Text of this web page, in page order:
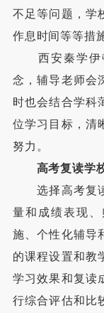
不足等问题，学
作息时间等等措
西安秦学伊
念，辅导老师会
时也会结合学科
位学习目标，清
努力。
高考复读学
选择高考复读
量和成绩表现
施、个性化辅导
的课程设置和教
学习效果和复读
行综合评估和比